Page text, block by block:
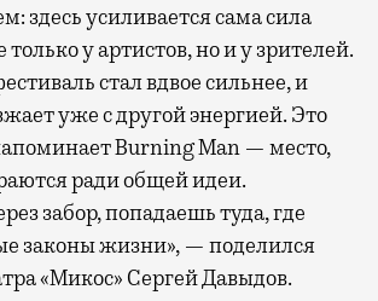
здесь усиливается сама сила
у артистов, но и у зрителей.
стал вдвое сильнее, и
уже с другой энергией. Это
Burning Man — место,
ради общей идеи.
забор, попадаешь туда, где
законы жизни», — поделился
«Микос» Сергей Давыдов.